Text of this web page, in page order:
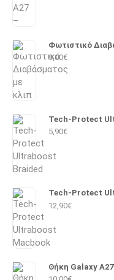
9,00€
5,90€
12,90€